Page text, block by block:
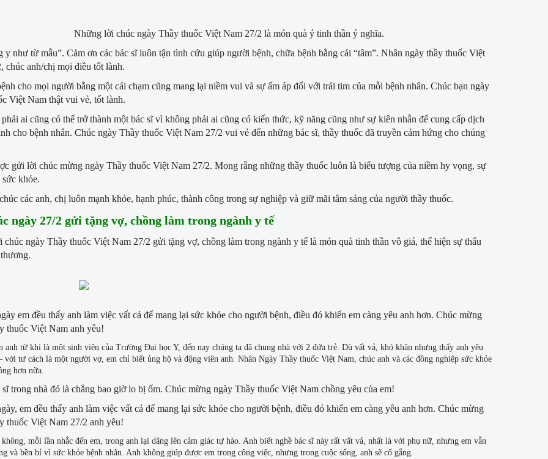
Những lời chúc ngày Thầy thuốc Việt Nam 27/2 là món quà ý tinh thần ý nghĩa.
y như từ mẫu”. Cảm ơn các bác sĩ luôn tận tình cứu giúp người bệnh, chữa bệnh bằng cái “tâm”. Nhân ngày thầy thuốc Việt
chúc anh/chị mọi điều tốt lành.
cho mọi người bằng một cái chạm cũng mang lại niềm vui và sự ấm áp đối với trái tim của mỗi bệnh nhân. Chúc bạn ngày
Việt Nam thật vui vẻ, tốt lành.
ai cũng có thể trở thành một bác sĩ vì không phải ai cũng có kiến thức, kỹ năng cũng như sự kiên nhẫn để cung cấp dịch
cho bệnh nhân. Chúc ngày Thầy thuốc Việt Nam 27/2 vui vẻ đến những bác sĩ, thầy thuốc đã truyền cảm hứng cho chúng
gửi lời chúc mừng ngày Thầy thuốc Việt Nam 27/2. Mong rằng những thầy thuốc luôn là biểu tượng của niềm hy vọng, sự
khỏe.
các anh, chị luôn mạnh khỏe, hạnh phúc, thành công trong sự nghiệp và giữ mãi tâm sáng của người thầy thuốc.
ngày 27/2 gửi tặng vợ, chồng làm trong ngành y tế
ngày Thầy thuốc Việt Nam 27/2 gửi tặng vợ, chồng làm trong ngành y tế là món quà tinh thần vô giá, thể hiện sự thấu
em đều thấy anh làm việc vất cả để mang lại sức khỏe cho người bệnh, điều đó khiến em càng yêu anh hơn. Chúc mừng
thuốc Việt Nam anh yêu!
anh từ khi là một sinh viên của Trường Đại học Y, đến nay chúng ta đã chung nhà với 2 đứa trẻ. Dù vất vả, khó khăn nhưng thấy anh yêu
với tư cách là một người vợ, em chỉ biết ủng hộ và động viên anh. Nhân Ngày Thầy thuốc Việt Nam, chúc anh và các đồng nghiệp sức khỏe
hơn nữa.
sĩ trong nhà đó là chẳng bao giờ lo bị ốm. Chúc mừng ngày Thầy thuốc Việt Nam chồng yêu của em!
em đều thấy anh làm việc vất cả để mang lại sức khỏe cho người bệnh, điều đó khiến em càng yêu anh hơn. Chúc mừng
thuốc Việt Nam 27/2 anh yêu!
mỗi lần nhắc đến em, trong anh lại dâng lên cảm giác tự hào. Anh biết nghề bác sĩ này rất vất vả, nhất là với phụ nữ, nhưng em vẫn
và bền bỉ vì sức khỏe bệnh nhân. Anh không giúp được em trong công việc, nhưng trong cuộc sống, anh sẽ cố gắng.